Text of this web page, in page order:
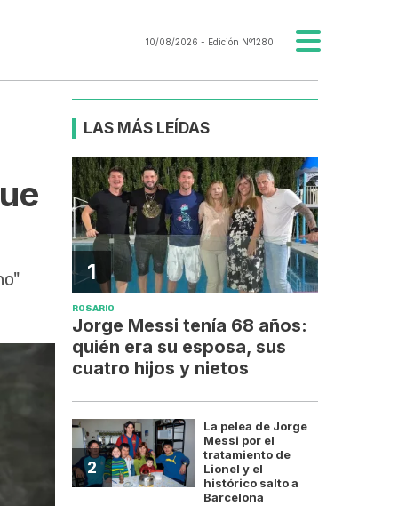
10/08/2026 - Edición Nº1280
LAS MÁS LEÍDAS
1
ROSARIO
Jorge Messi tenía 68 años:
quién era su esposa, sus
cuatro hijos y nietos
2
La pelea de Jorge
Messi por el
tratamiento de
Lionel y el
histórico salto a
Barcelona